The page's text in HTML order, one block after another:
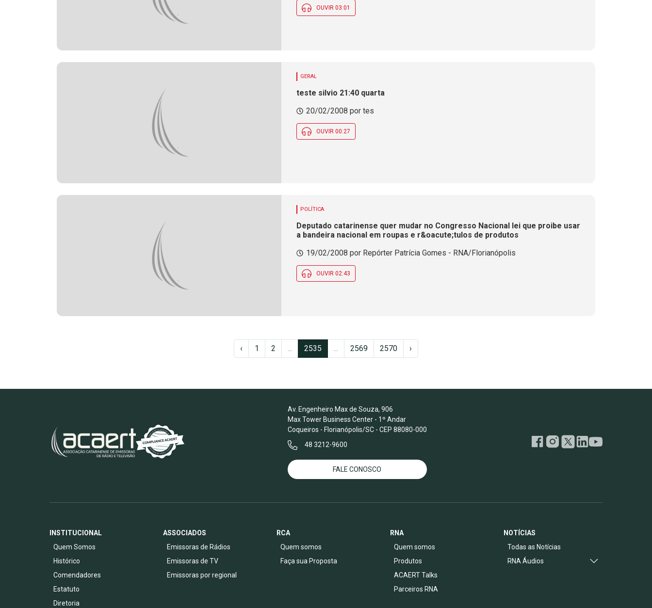
OUVIR 03:01
GERAL
teste silvio 21:40 quarta
20/02/2008 por tes
OUVIR 00:27
POLÍTICA
Deputado catarinense quer mudar no Congresso Nacional lei que proibe usar
a bandeira nacional em roupas e r&oacute;tulos de produtos
19/02/2008 por Repórter Patrícia Gomes - RNA/Florianópolis
OUVIR 02:43
‹ 1 2 ... 2535 ... 2569 2570 ›
Av. Engenheiro Max de Souza, 906
Max Tower Business Center - 1º Andar
Coqueiros - Florianópolis/SC - CEP 88080-000
48 3212-9600
FALE CONOSCO
INSTITUCIONAL
Quem Somos
Histórico
Comendadores
Estatuto
Diretoria
ASSOCIADOS
Emissoras de Rádios
Emissoras de TV
Emissoras por regional
RCA
Quem somos
Faça sua Proposta
RNA
Quem somos
Produtos
ACAERT Talks
Parceiros RNA
NOTÍCIAS
Todas as Notícias
RNA Áudios